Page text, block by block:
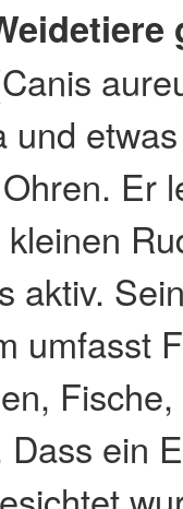
und
Er
aktiv.
umfasst
ein